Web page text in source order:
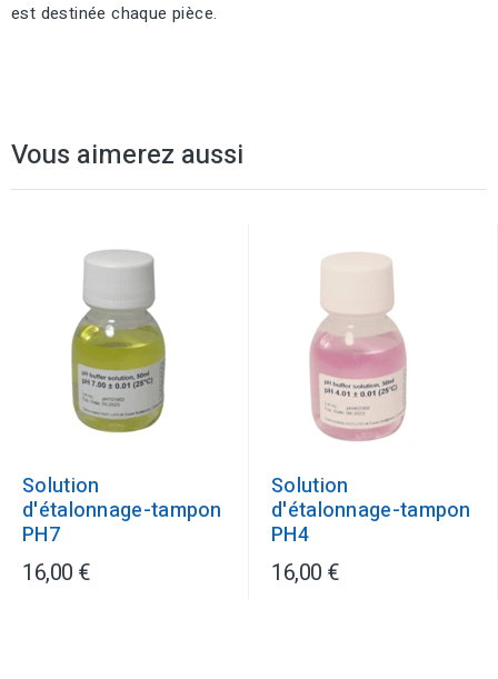
est destinée chaque pièce.
Vous aimerez aussi
Solution
d'étalonnage-tampon
PH7
16,00 €
Solution
d'étalonnage-tampon
PH4
16,00 €